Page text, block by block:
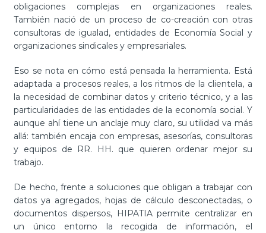
obligaciones complejas en organizaciones reales.
También nació de un proceso de co-creación con otras
consultoras de igualad, entidades de Economía Social y
organizaciones sindicales y empresariales.
Eso se nota en cómo está pensada la herramienta. Está
adaptada a procesos reales, a los ritmos de la clientela, a
la necesidad de combinar datos y criterio técnico, y a las
particularidades de las entidades de la economía social. Y
aunque ahí tiene un anclaje muy claro, su utilidad va más
allá: también encaja con empresas, asesorías, consultoras
y equipos de RR. HH. que quieren ordenar mejor su
trabajo.
De hecho, frente a soluciones que obligan a trabajar con
datos ya agregados, hojas de cálculo desconectadas, o
documentos dispersos, HIPATIA permite centralizar en
un único entorno la recogida de información, el